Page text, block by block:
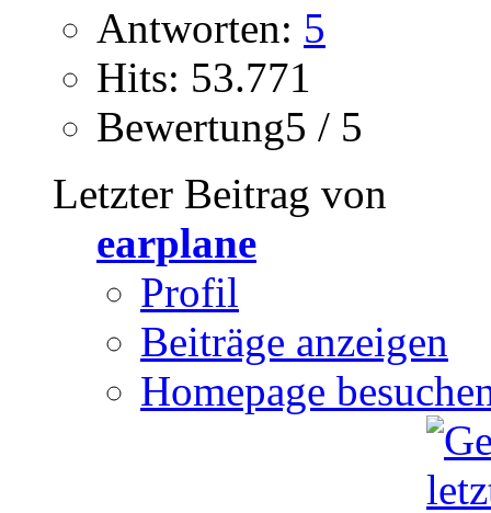
Antworten: 5
Hits: 53.771
Bewertung5 / 5
Letzter Beitrag von
earplane
Profil
Beiträge anzeigen
Homepage